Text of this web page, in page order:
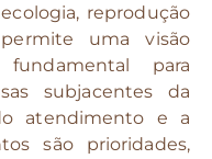
reprodução
uma visão
para
subjacentes da
atendimento e a
são prioridades,